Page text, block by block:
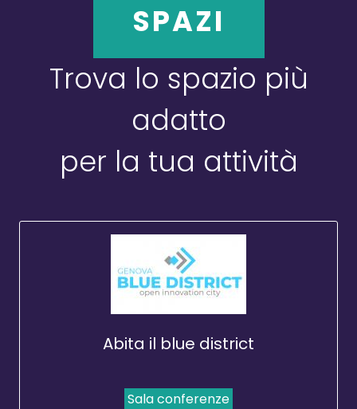
SPAZI
Trova lo spazio più
adatto
per la tua attività
Abita il blue district
Sala conferenze